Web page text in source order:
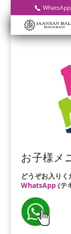
WhatsApp
お子様メ
どうぞお入りく
WhatsApp(テ